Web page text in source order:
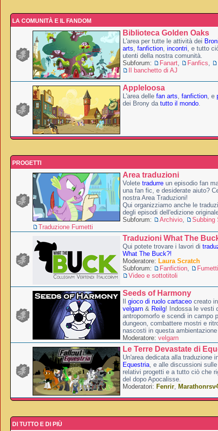
LA COMUNITÀ E IL FANDOM
Biblioteca Golden Oaks
L'area per tutte le attività dei
arts, fanfiction, incontri, e tutto
utenti della nostra comunità.
Subforum:
Fanart, Fanfics,
Il banchetto di AJ
Appleloosa
L'area delle fan arts, fanfiction, e
dei Brony da tutto il mondo.
PROGETTI
Area traduzioni
Volete tradurre un episodio fan
una fan fic, e desiderate aiuto?
nostra Area Traduzioni!
Qui organizziamo anche le
degli episodi dell'edizione
Subforum:
Archivio,
Subbing
Traduzione Fumetti
Traduzioni What The
Qui potete trovare i lavori di
What The Buck?!
Moderatore: Laura Scratch
Subforum:
Fanfiction,
Fumetti
Video e sottotitoli
Seeds of Harmony
gioco di ruolo cartaceo creato
velgarn & Reilg! Indossa le vesti
antropomorfo e scendi in campo
dungeon, combattere mostri e
nascosti in questa
Moderatore: velgarn
Le Terre Devastate di
Un'area dedicata alla traduzione
Equestria, e alle discussioni
relativi progetti e a tutto ciò che
del dopo Apocalisse.
Moderatori: Fenrir,
DI TUTTO E DI PIÙ